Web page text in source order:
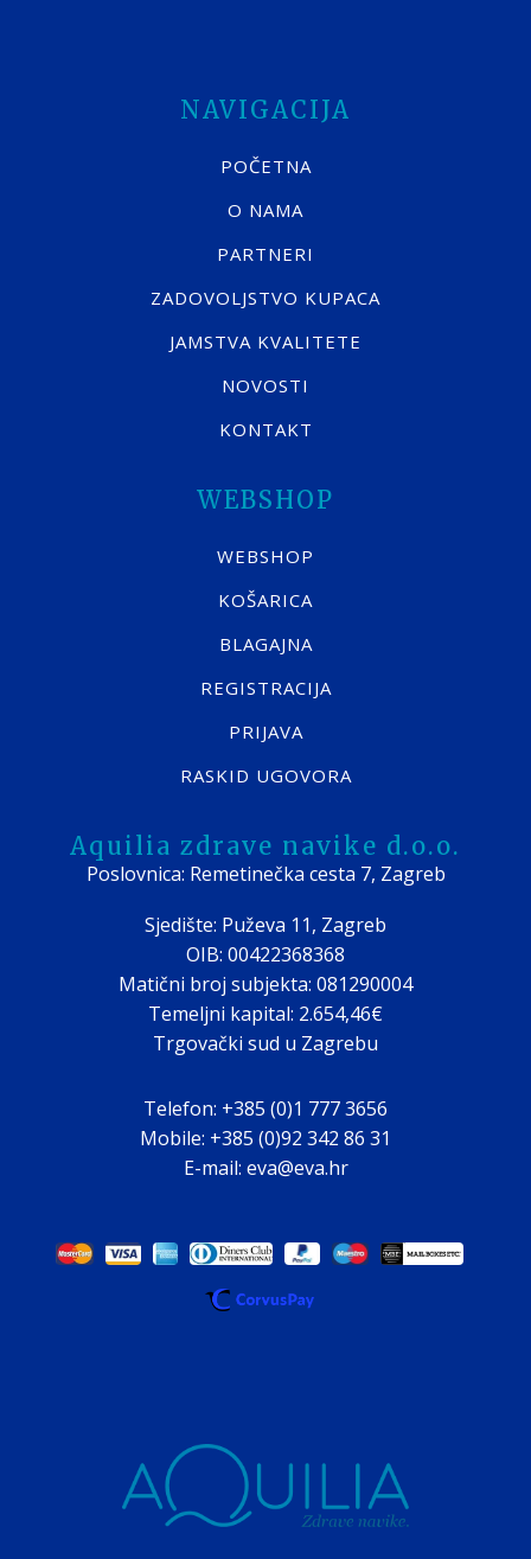
NAVIGACIJA
POČETNA
O NAMA
PARTNERI
ZADOVOLJSTVO KUPACA
JAMSTVA KVALITETE
NOVOSTI
KONTAKT
WEBSHOP
WEBSHOP
KOŠARICA
BLAGAJNA
REGISTRACIJA
PRIJAVA
RASKID UGOVORA
Aquilia zdrave navike d.o.o.
Poslovnica: Remetinečka cesta 7, Zagreb
Sjedište: Puževa 11, Zagreb
OIB: 00422368368
Matični broj subjekta: 081290004
Temeljni kapital: 2.654,46€
Trgovački sud u Zagrebu
Telefon: +385 (0)1 777 3656
Mobile: +385 (0)92 342 86 31
E-mail: eva@eva.hr